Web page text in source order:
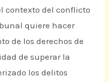
contexto del conflicto
quiere hacer
de los derechos de
de superar la
los delitos